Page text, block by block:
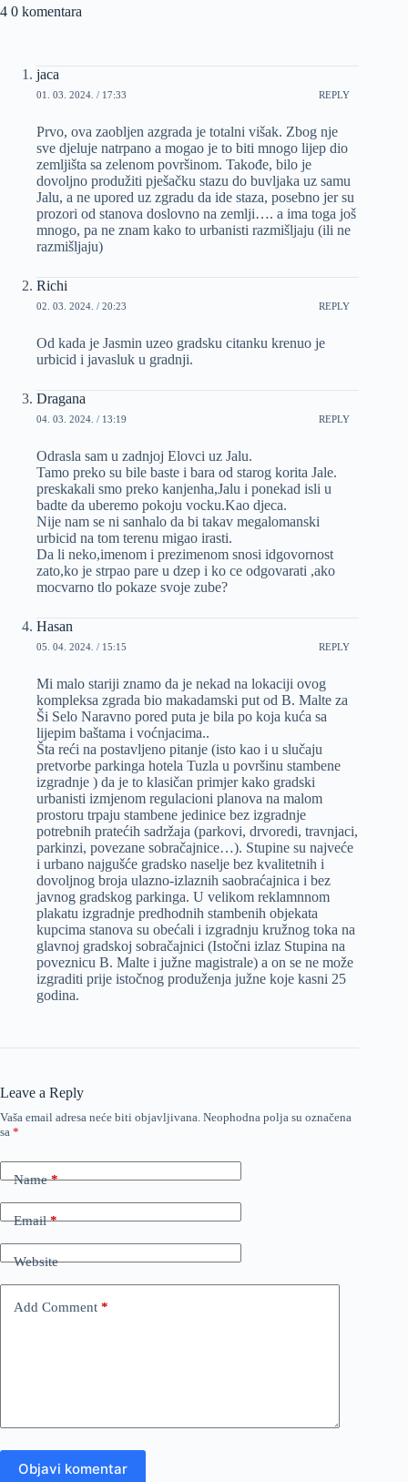
4 0 komentara
jaca
01. 03. 2024. / 17:33 REPLY
Prvo, ova zaobljen azgrada je totalni višak. Zbog nje
sve djeluje natrpano a mogao je to biti mnogo lijep dio
zemljišta sa zelenom površinom. Takođe, bilo je
dovoljno produžiti pješačku stazu do buvljaka uz samu
Jalu, a ne upored uz zgradu da ide staza, posebno jer su
prozori od stanova doslovno na zemlji…. a ima toga još
mnogo, pa ne znam kako to urbanisti razmišljaju (ili ne
razmišljaju)
Richi
02. 03. 2024. / 20:23 REPLY
Od kada je Jasmin uzeo gradsku citanku krenuo je
urbicid i javasluk u gradnji.
Dragana
04. 03. 2024. / 13:19 REPLY
Odrasla sam u zadnjoj Elovci uz Jalu.
Tamo preko su bile baste i bara od starog korita Jale.
preskakali smo preko kanjenha,Jalu i ponekad isli u
badte da uberemo pokoju vocku.Kao djeca.
Nije nam se ni sanhalo da bi takav megalomanski
urbicid na tom terenu migao irasti.
Da li neko,imenom i prezimenom snosi idgovornost
zato,ko je strpao pare u dzep i ko ce odgovarati ,ako
mocvarno tlo pokaze svoje zube?
Hasan
05. 04. 2024. / 15:15 REPLY
Mi malo stariji znamo da je nekad na lokaciji ovog
kompleksa zgrada bio makadamski put od B. Malte za
Ši Selo Naravno pored puta je bila po koja kuća sa
lijepim baštama i voćnjacima..
Šta reći na postavljeno pitanje (isto kao i u slučaju
pretvorbe parkinga hotela Tuzla u površinu stambene
izgradnje ) da je to klasičan primjer kako gradski
urbanisti izmjenom regulacioni planova na malom
prostoru trpaju stambene jedinice bez izgradnje
potrebnih pratećih sadržaja (parkovi, drvoredi, travnjaci,
parkinzi, povezane sobračajnice…). Stupine su najveće
i urbano najgušće gradsko naselje bez kvalitetnih i
dovoljnog broja ulazno-izlaznih saobraćajnica i bez
javnog gradskog parkinga. U velikom reklamnnom
plakatu izgradnje predhodnih stambenih objekata
kupcima stanova su obećali i izgradnju kružnog toka na
glavnoj gradskoj sobračajnici (Istočni izlaz Stupina na
poveznicu B. Malte i južne magistrale) a on se ne može
izgraditi prije istočnog produženja južne koje kasni 25
godina.
Leave a Reply
Vaša email adresa neće biti objavljivana. Neophodna polja su označena
sa *
Name*
Email*
Website
Add Comment *
Objavi komentar